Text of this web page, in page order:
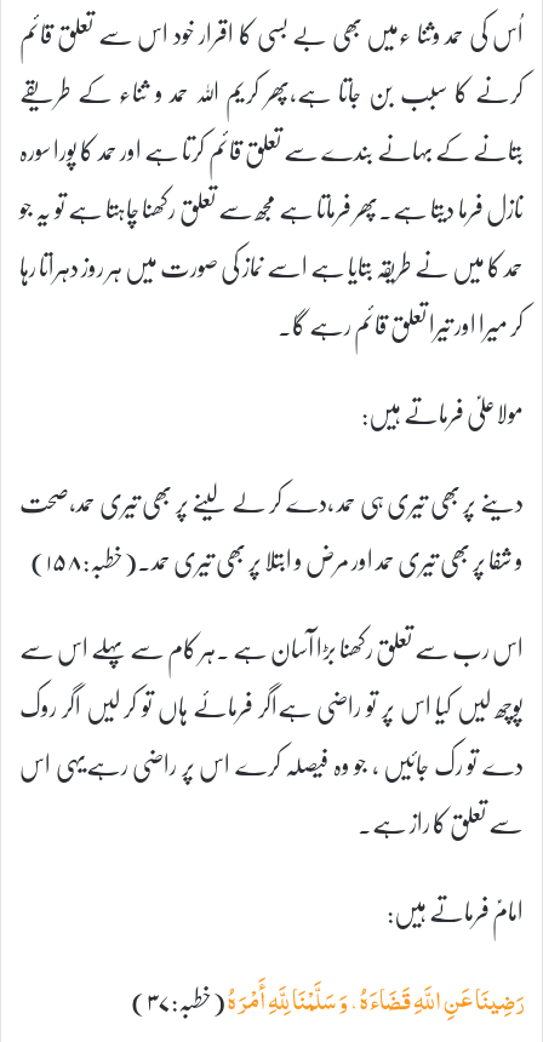
اُس کی حمد وثنا ءمیں بھی بے بسی کا اقرار خود اس سے تعلق قائم
کرنے کا سبب بن جاتا ہے،پھر کریم اللہ حمد و ثناء کے طریقے
بتانے کے بہانے بندے سے تعلق قائم کرتا ہے اور حمد کا پورا سورہ
نازل فرما دیتا ہے۔پھر فرماتا ہے مجھ سے تعلق رکھنا چاہتا ہے تو یہ جو
حمد کا میں نے طریقہ بتایا ہے اسے نماز کی صورت میں ہر روز دہراتا رہا
کر میرا اور تیرا تعلق قائم رہے گا۔
مولاعلیؑ فرماتے ہیں:
دینے پر بھی تیری ہی حمد ،دے کر لے لینے پر بھی تیری حمد،صحت
و شفا پر بھی تیری حمد اور مرض و ابتلا پر بھی تیری حمد۔(خطبہ:۱۵۸)
اس رب سے تعلق رکھنا بڑا آسان ہے ۔ہر کام سے پہلے اس سے
پوچھ لیں کیا اس پر تو راضی ہےاگر فرمائے ہاں تو کر لیں اگر روک
دے تو رک جائیں ، جو وہ فیصلہ کرے اس پر راضی رہےیہی اس
سے تعلق کا راز ہے۔
امامؑ فرماتے ہیں:
رَضِينَا عَنِ اللَّهِ قَضَاءَهُ ، وَ سَلَّمْنَا لِلَّهِ أَمْرَهُ(خطبہ:۳۷)